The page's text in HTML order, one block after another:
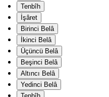
Tenbîh
İşâret
Birinci Belâ
İkinci Belâ
Üçüncü Belâ
Beşinci Belâ
Altıncı Belâ
Yedinci Belâ